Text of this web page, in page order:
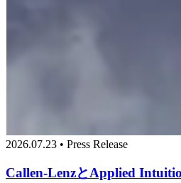
2026.07.23 • Press Release
Callen-LenzとApplied